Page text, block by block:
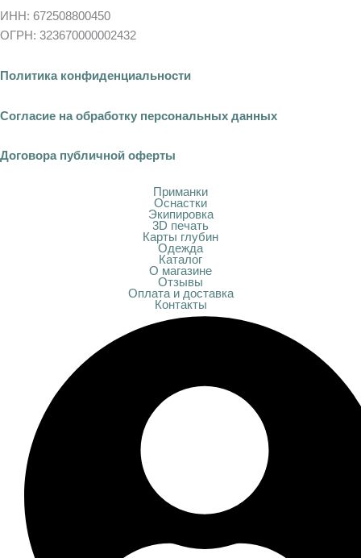
ИНН: 672508800450
ОГРН: 323670000002432
Политика конфиденциальности
Согласие на обработку персональных данных
Договора публичной оферты
Приманки
Оснастки
Экипировка
3D печать
Карты глубин
Одежда
Каталог
О магазине
Отзывы
Оплата и доставка
Контакты